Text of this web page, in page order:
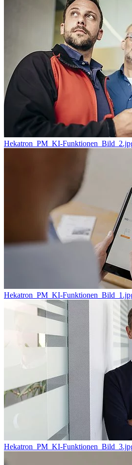
Hekatron_PM_KI-
Hekatron_PM_KI-
Hekatron_PM_KI-